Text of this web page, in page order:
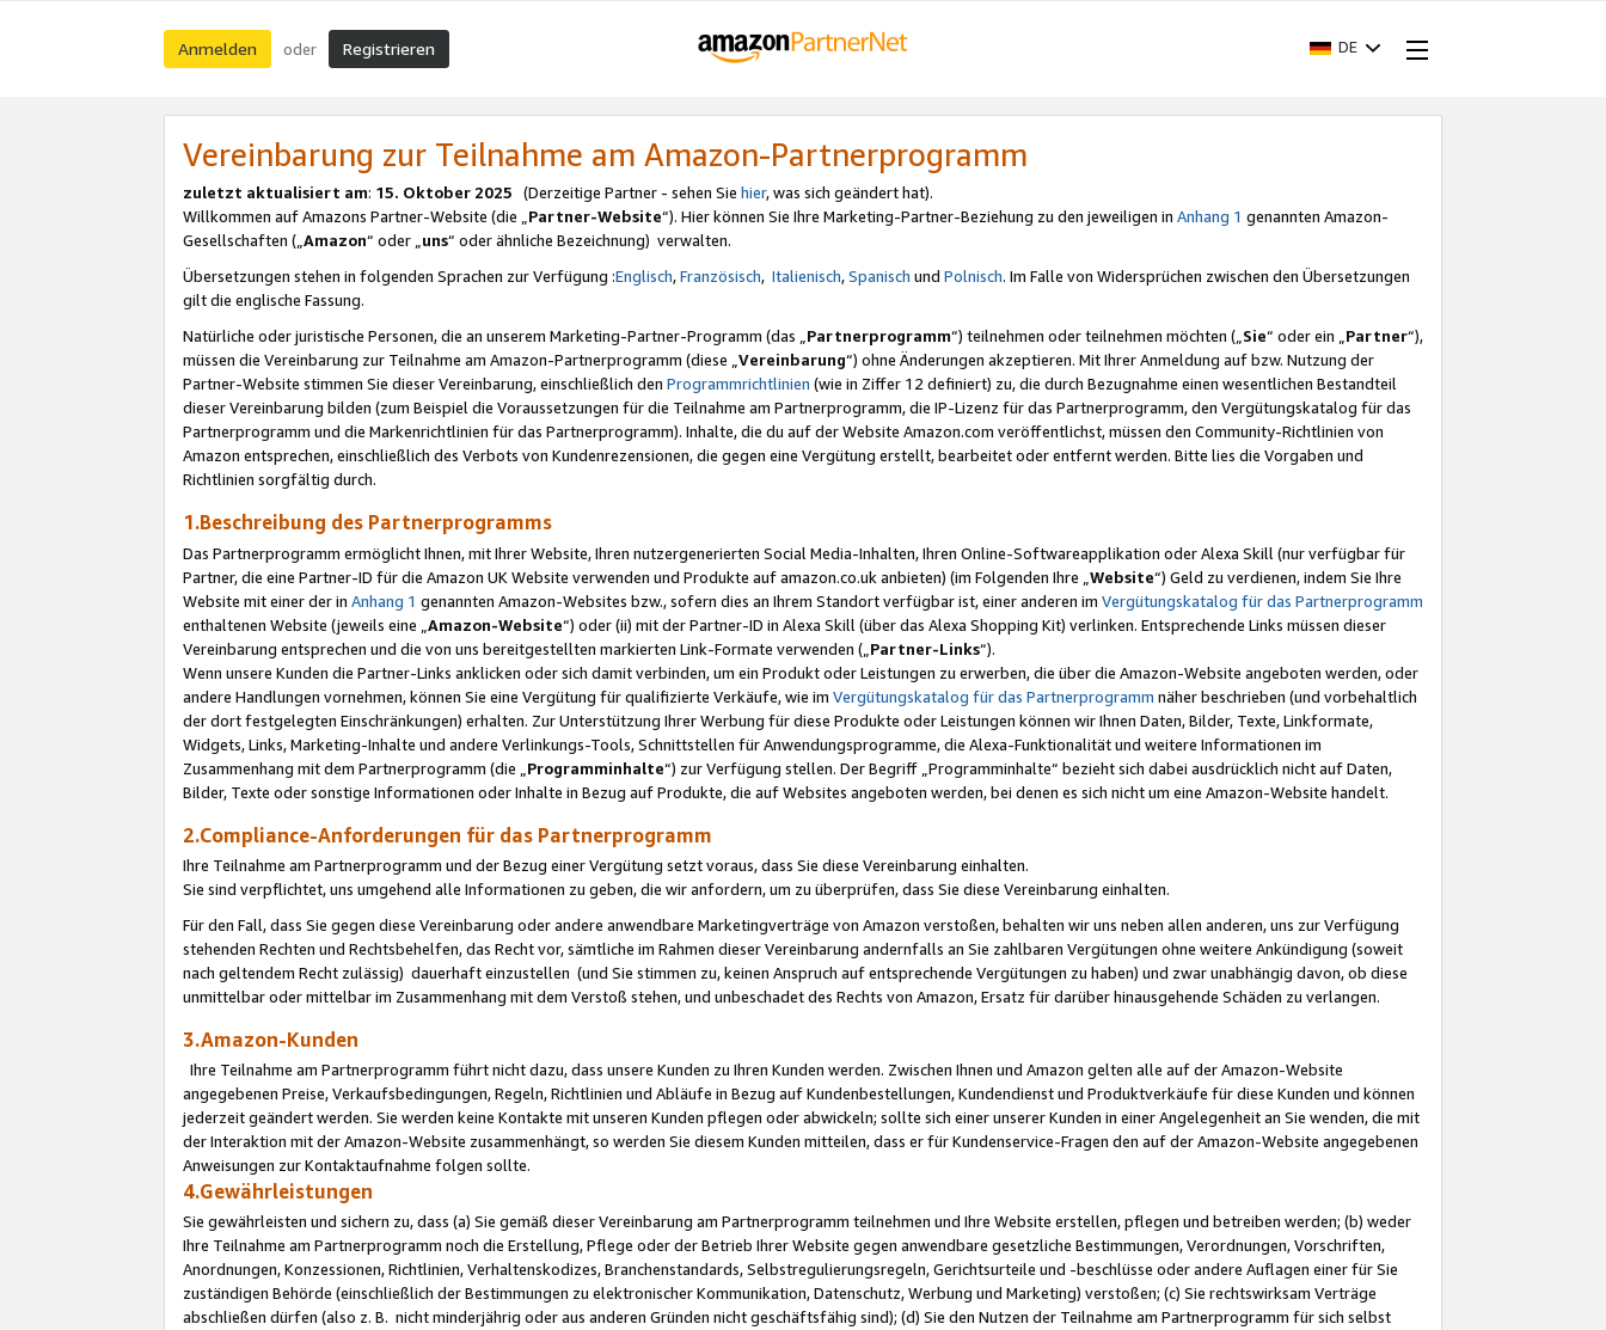
Anmelden oder Registrieren DE
Vereinbarung zur Teilnahme am Amazon-Partnerprogramm
zuletzt aktualisiert am: 15. Oktober 2025 (Derzeitige Partner - sehen Sie hier, was sich geändert hat).
Willkommen auf Amazons Partner-Website (die „Partner-Website“). Hier können Sie Ihre Marketing-Partner-Beziehung zu den jeweiligen in Anhang 1 genannten Amazon-
Gesellschaften („Amazon“ oder „uns“ oder ähnliche Bezeichnung) verwalten.
Übersetzungen stehen in folgenden Sprachen zur Verfügung :Englisch,Französisch, Italienisch,Spanisch und Polnisch. Im Falle von Widersprüchen zwischen den Übersetzungen
gilt die englische Fassung.
Natürliche oder juristische Personen, die an unserem Marketing-Partner-Programm (das „Partnerprogramm“) teilnehmen oder teilnehmen möchten („Sie“ oder ein „Partner“),
müssen die Vereinbarung zur Teilnahme am Amazon-Partnerprogramm (diese „Vereinbarung“) ohne Änderungen akzeptieren. Mit Ihrer Anmeldung auf bzw. Nutzung der
Partner-Website stimmen Sie dieser Vereinbarung, einschließlich den Programmrichtlinien (wie in Ziffer 12 definiert) zu, die durch Bezugnahme einen wesentlichen Bestandteil
dieser Vereinbarung bilden (zum Beispiel die Voraussetzungen für die Teilnahme am Partnerprogramm, die IP-Lizenz für das Partnerprogramm, den Vergütungskatalog für das
Partnerprogramm und die Markenrichtlinien für das Partnerprogramm). Inhalte, die du auf der Website Amazon.com veröffentlichst, müssen den Community-Richtlinien von
Amazon entsprechen, einschließlich des Verbots von Kundenrezensionen, die gegen eine Vergütung erstellt, bearbeitet oder entfernt werden. Bitte lies die Vorgaben und
Richtlinien sorgfältig durch.
1.Beschreibung des Partnerprogramms
Das Partnerprogramm ermöglicht Ihnen, mit Ihrer Website, Ihren nutzergenerierten Social Media-Inhalten, Ihren Online-Softwareapplikation oder Alexa Skill (nur verfügbar für
Partner, die eine Partner-ID für die Amazon UK Website verwenden und Produkte auf amazon.co.uk anbieten) (im Folgenden Ihre „ Website“) Geld zu verdienen, indem Sie Ihre
Website mit einer der in Anhang 1 genannten Amazon-Websites bzw., sofern dies an Ihrem Standort verfügbar ist, einer anderen im Vergütungskatalog für das Partnerprogramm
enthaltenen Website (jeweils eine „ Amazon-Website“) oder (ii) mit der Partner-ID in Alexa Skill (über das Alexa Shopping Kit) verlinken. Entsprechende Links müssen dieser
Vereinbarung entsprechen und die von uns bereitgestellten markierten Link-Formate verwenden („ Partner-Links“).
Wenn unsere Kunden die Partner-Links anklicken oder sich damit verbinden, um ein Produkt oder Leistungen zu erwerben, die über die Amazon-Website angeboten werden, oder
andere Handlungen vornehmen, können Sie eine Vergütung für qualifizierte Verkäufe, wie im Vergütungskatalog für das Partnerprogramm näher beschrieben (und vorbehaltlich
der dort festgelegten Einschränkungen) erhalten. Zur Unterstützung Ihrer Werbung für diese Produkte oder Leistungen können wir Ihnen Daten, Bilder, Texte, Linkformate,
Widgets, Links, Marketing-Inhalte und andere Verlinkungs-Tools, Schnittstellen für Anwendungsprogramme, die Alexa-Funktionalität und weitere Informationen im
Zusammenhang mit dem Partnerprogramm (die „ Programminhalte“) zur Verfügung stellen. Der Begriff „Programminhalte“ bezieht sich dabei ausdrücklich nicht auf Daten,
Bilder, Texte oder sonstige Informationen oder Inhalte in Bezug auf Produkte, die auf Websites angeboten werden, bei denen es sich nicht um eine Amazon-Website handelt.
2.Compliance-Anforderungen für das Partnerprogramm
Ihre Teilnahme am Partnerprogramm und der Bezug einer Vergütung setzt voraus, dass Sie diese Vereinbarung einhalten.
Sie sind verpflichtet, uns umgehend alle Informationen zu geben, die wir anfordern, um zu überprüfen, dass Sie diese Vereinbarung einhalten.
Für den Fall, dass Sie gegen diese Vereinbarung oder andere anwendbare Marketingverträge von Amazon verstoßen, behalten wir uns neben allen anderen, uns zur Verfügung
stehenden Rechten und Rechtsbehelfen, das Recht vor, sämtliche im Rahmen dieser Vereinbarung andernfalls an Sie zahlbaren Vergütungen ohne weitere Ankündigung (soweit
nach geltendem Recht zulässig) dauerhaft einzustellen (und Sie stimmen zu, keinen Anspruch auf entsprechende Vergütungen zu haben) und zwar unabhängig davon, ob diese
unmittelbar oder mittelbar im Zusammenhang mit dem Verstoß stehen, und unbeschadet des Rechts von Amazon, Ersatz für darüber hinausgehende Schäden zu verlangen.
3.Amazon-Kunden
Ihre Teilnahme am Partnerprogramm führt nicht dazu, dass unsere Kunden zu Ihren Kunden werden. Zwischen Ihnen und Amazon gelten alle auf der Amazon-Website
angegebenen Preise, Verkaufsbedingungen, Regeln, Richtlinien und Abläufe in Bezug auf Kundenbestellungen, Kundendienst und Produktverkäufe für diese Kunden und können
jederzeit geändert werden. Sie werden keine Kontakte mit unseren Kunden pflegen oder abwickeln; sollte sich einer unserer Kunden in einer Angelegenheit an Sie wenden, die mit
der Interaktion mit der Amazon-Website zusammenhängt, so werden Sie diesem Kunden mitteilen, dass er für Kundenservice-Fragen den auf der Amazon-Website angegebenen
Anweisungen zur Kontaktaufnahme folgen sollte.
4.Gewährleistungen
Sie gewährleisten und sichern zu, dass (a) Sie gemäß dieser Vereinbarung am Partnerprogramm teilnehmen und Ihre Website erstellen, pflegen und betreiben werden; (b) weder
Ihre Teilnahme am Partnerprogramm noch die Erstellung, Pflege oder der Betrieb Ihrer Website gegen anwendbare gesetzliche Bestimmungen, Verordnungen, Vorschriften,
Anordnungen, Konzessionen, Richtlinien, Verhaltenskodizes, Branchenstandards, Selbstregulierungsregeln, Gerichtsurteile und -beschlüsse oder andere Auflagen einer für Sie
zuständigen Behörde (einschließlich der Bestimmungen zu elektronischer Kommunikation, Datenschutz, Werbung und Marketing) verstoßen; (c) Sie rechtswirksam Verträge
abschließen dürfen (also z. B. nicht minderjährig oder aus anderen Gründen nicht geschäftsfähig sind); (d) Sie den Nutzen der Teilnahme am Partnerprogramm für sich selbst